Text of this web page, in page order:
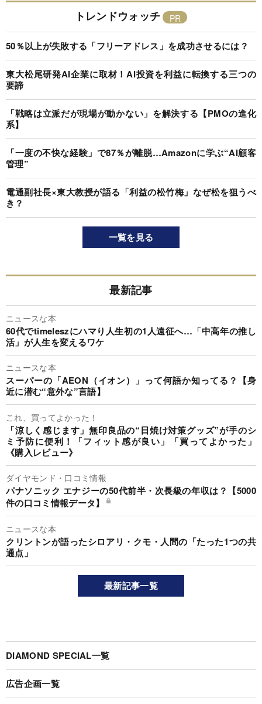
トレンドウォッチ
50％以上が失敗する「フリーアドレス」を成功させるには？
東大松尾研発AI企業に取材！AI投資を利益に転換する三つの
要諦
「戦略は立派だが現場が動かない」を解決する【PMOの進化
系】
「一度の不快な経験」で87％が離脱…Amazonに学ぶ“AI顧客
管理”
電通副社長×東大教授が語る「利益の松竹梅」なぜ松を狙うべ
き？
一覧を見る
最新記事
ニュースな本
60代でtimeleszにハマり人生初の1人遠征へ…「中高年の推し
活」が人生を変えるワケ
ニュースな本
スーパーの「AEON（イオン）」って何語か知ってる？【身
近に潜む“意外な”言語】
これ、買ってよかった！
「涼しく感じます」無印良品の“日焼け対策グッズ”が手のシ
ミ予防に便利！「フィット感が良い」「買ってよかった」
《購入レビュー》
ダイヤモンド・口コミ情報
パナソニック エナジーの50代前半・次長級の年収は？【5000
件の口コミ情報データ】
ニュースな本
クリントンが語ったシロアリ・クモ・人間の「たった1つの共
通点」
最新記事一覧
DIAMOND SPECIAL一覧
広告企画一覧